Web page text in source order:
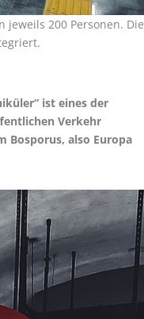
200 Personen. Die
ist eines der
Verkehr
Bosporus, also Europa